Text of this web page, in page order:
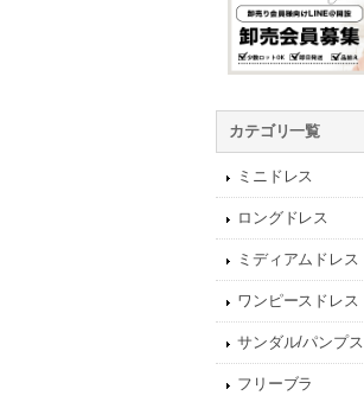
カテゴリ一覧
ミニドレス
ロングドレス
ミディアムドレス
ワンピースドレス
サンダル/パンプス
フリーブラ